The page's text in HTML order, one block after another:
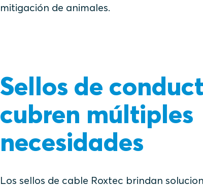
mitigación de animales.
Sellos de
cubren múltiples
necesidades
Los sellos de cable Roxtec brindan